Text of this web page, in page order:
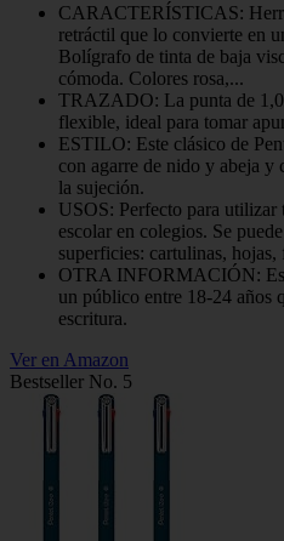
CARACTERÍSTICAS:
retráctil que lo convierte en
Bolígrafo de tinta de baja
cómoda. Colores rosa,...
TRAZADO: La punta de
flexible, ideal para tomar
ESTILO: Este clásico de
con agarre de nido y abeja
la sujeción.
USOS: Perfecto para utilizar
escolar en colegios. Se
superficies: cartulinas, hojas,
OTRA INFORMACIÓN: Es
un público entre 18-24 años
escritura.
Ver en Amazon
Bestseller No. 5